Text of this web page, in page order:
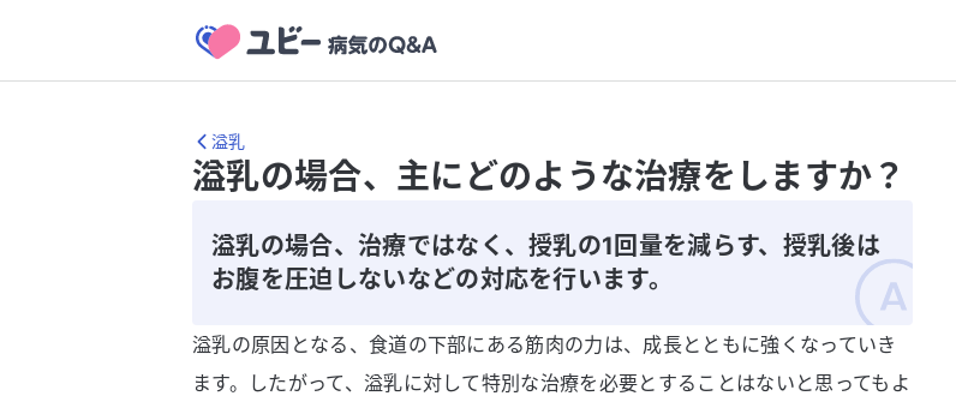
溢乳
溢乳の場合、主にどのような治療をしますか？
溢乳の場合、治療ではなく、授乳の1回量を減らす、授乳後は
お腹を圧迫しないなどの対応を行います。
溢乳の原因となる、食道の下部にある筋肉の力は、成長とともに強くなっていき
ます。したがって、溢乳に対して特別な治療を必要とすることはないと思ってもよ